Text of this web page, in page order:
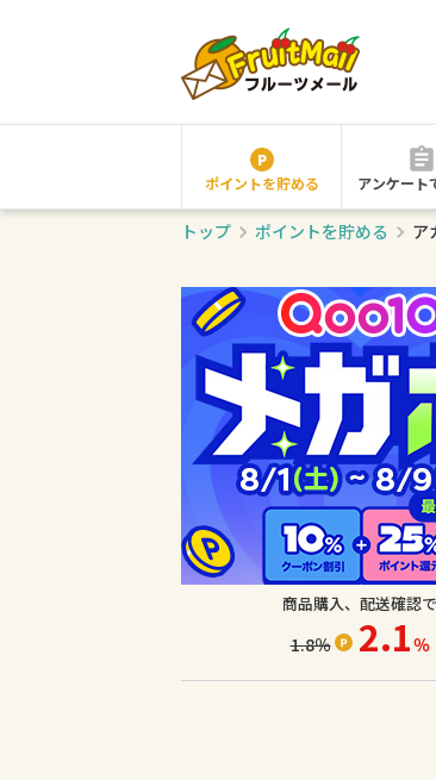
ポイントを貯める アンケート
トップ ポイントを貯める ア
商品購入、配送確認で
1.8％ 2.1％